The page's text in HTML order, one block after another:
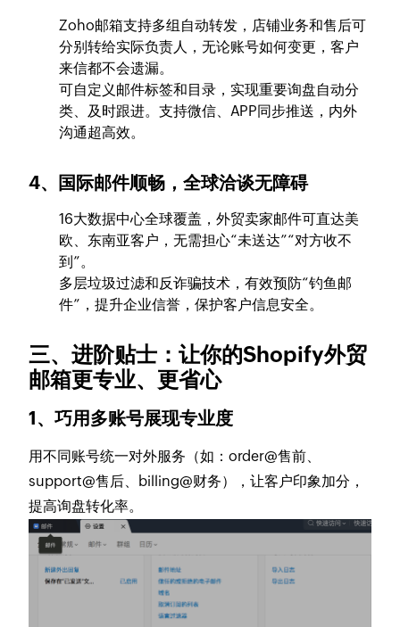
Zoho邮箱支持多组自动转发，店铺业务和售后可
分别转给实际负责人，无论账号如何变更，客户
来信都不会遗漏。
可自定义邮件标签和目录，实现重要询盘自动分
类、及时跟进。支持微信、APP同步推送，内外
沟通超高效。
4、国际邮件顺畅，全球洽谈无障碍
16大数据中心全球覆盖，外贸卖家邮件可直达美
欧、东南亚客户，无需担心“未送达”“对方收不
到”。
多层垃圾过滤和反诈骗技术，有效预防“钓鱼邮
件”，提升企业信誉，保护客户信息安全。
三、进阶贴士：让你的Shopify外贸
邮箱更专业、更省心
1、巧用多账号展现专业度
用不同账号统一对外服务（如：order@售前、
support@售后、billing@财务），让客户印象加分，
提高询盘转化率。